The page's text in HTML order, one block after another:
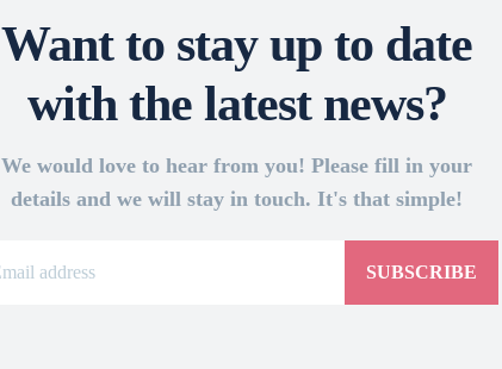
Want to stay up to date
with the latest news?
We would love to hear from you! Please fill in your
details and we will stay in touch. It's that simple!
SUBSCRIBE